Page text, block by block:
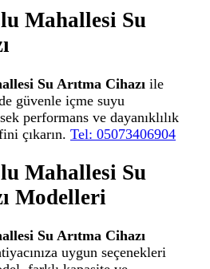
Mahallesi Su
Su Arıtma Cihazı ile
güvenle içme suyu
performans ve dayanıklılık
çıkarın. Tel: 05073406904
Mahallesi Su
Modelleri
Su Arıtma Cihazı
uygun seçenekleri